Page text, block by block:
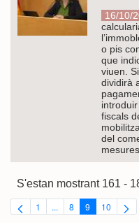
16/10/
o pis
que
viuen.
dividirà
fiscals
del
S'estan mostrant 161 -
Pàgina
1 ...Pàgines intermèdies
Pàgina
8 Pàgina
9 Pàgina
10